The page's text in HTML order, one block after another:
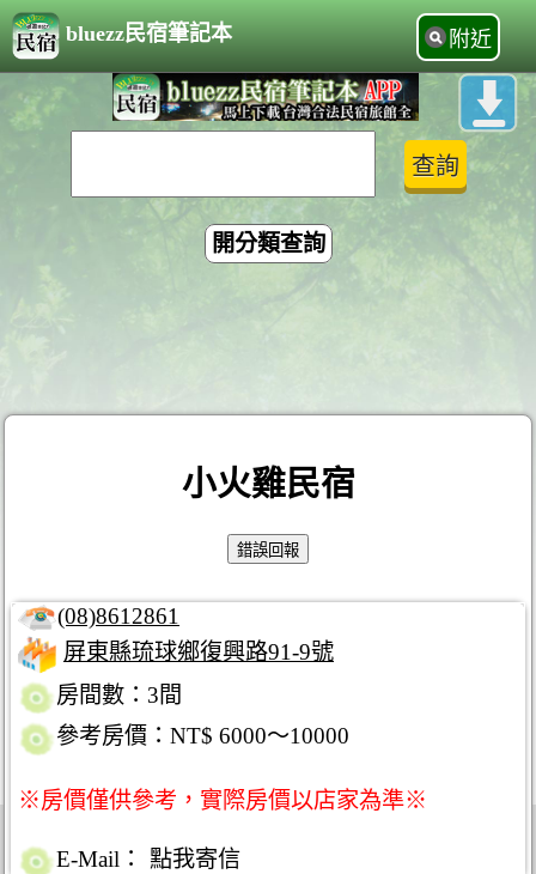
bluezz民宿筆記本 附近
開分類查詢
小火雞民宿
(08)8612861
屏東縣琉球鄉復興路91-9號
房間數：3間
參考房價：NT$ 6000～10000
※房價僅供參考，實際房價以店家為準※
E-Mail： 點我寄信